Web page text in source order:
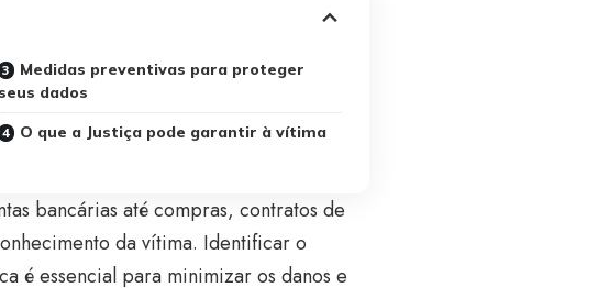
Medidas preventivas para proteger
seus dados
O que a Justiça pode garantir à vítima
bancárias até compras, contratos de
da vítima. Identificar o
é essencial para minimizar os danos e